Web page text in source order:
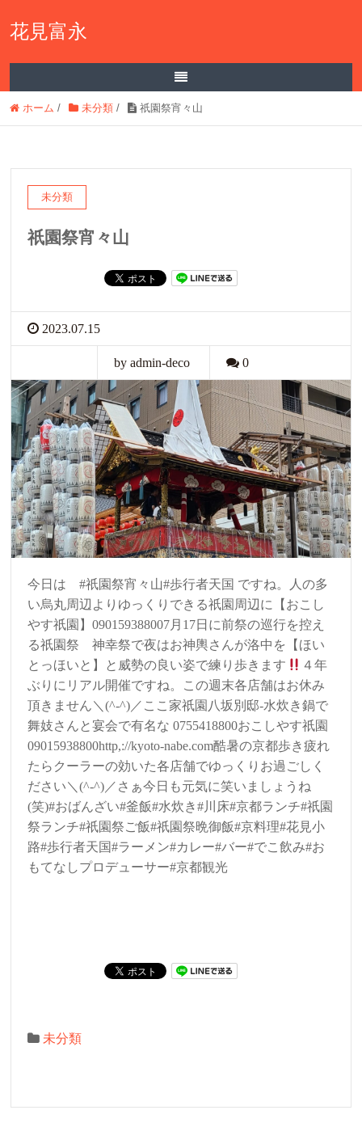
花見富永
ホーム / 未分類 / 祇園祭宵々山
未分類
祇園祭宵々山
2023.07.15
by admin-deco 0
今日は #祇園祭宵々山#歩行者天国 ですね。人の多
い烏丸周辺よりゆっくりできる祇園周辺に【おこし
やす祇園】090159388007月17日に前祭の巡行を控え
る祇園祭 神幸祭で夜はお神輿さんが洛中を【ほい
とっほいと】と威勢の良い姿で練り歩きます
４年
ぶりにリアル開催ですね。この週末各店舗はお休み
頂きません＼(^-^)／ここ家祇園八坂別邸-水炊き鍋で
舞妓さんと宴会で有名な 0755418800おこしやす祇園
09015938800http,://kyoto-nabe.com酷暑の京都歩き疲れ
たらクーラーの効いた各店舗でゆっくりお過ごしく
ださい＼(^-^)／さぁ今日も元気に笑いましょうね
(笑)#おばんざい#釜飯#水炊き#川床#京都ランチ#祇園
祭ランチ#祇園祭ご飯#祇園祭晩御飯#京料理#花見小
路#歩行者天国#ラーメン#カレー#バー#でこ飲み#お
もてなしプロデューサー#京都観光
未分類